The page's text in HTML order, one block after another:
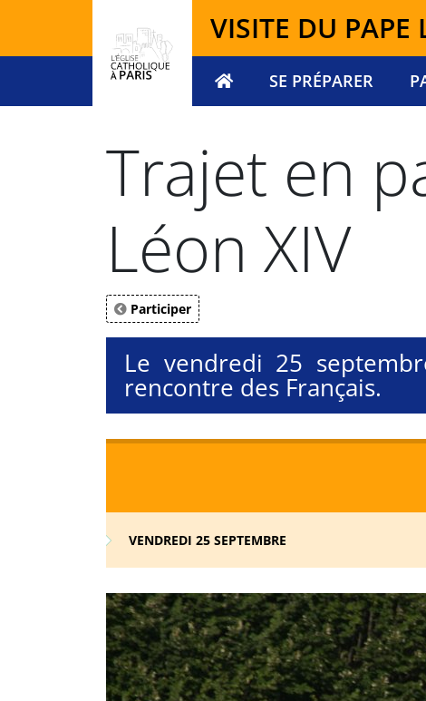
VISITE DU PAPE
Votre rechercheSE PRÉPARER
Trajet en
Léon XIV
Participer
Le vendredi 25
rencontre des Français.
VENDREDI 25 SEPTEMBRE